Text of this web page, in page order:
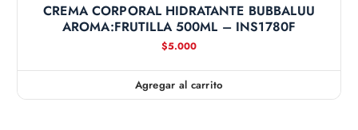
CREMA CORPORAL HIDRATANTE BUBBALUU
AROMA:FRUTILLA 500ML – INS1780F
$5.000
Agregar al carrito